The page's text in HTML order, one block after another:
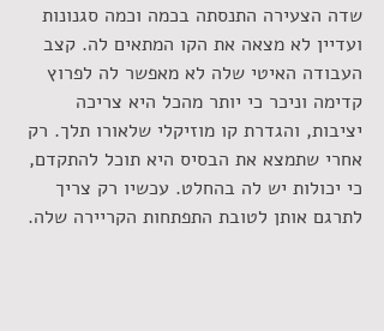
שדה הצעירה התנסתה בכמה וכמה סגנונות
ועדיין לא מצאה את הקו המתאים לה. קצב
העבודה האיטי שלה לא מאפשר לה לפרוץ
קדימה וניכר כי יותר מהכל היא צריכה
יציבות, והגדרת קו מוזיקלי שלאורו תלך. רק
אחרי שתמצא את הבסיס היא תוכל להתקדם,
כי יכולות יש לה בהחלט. עכשיו רק צריך
לתרגם אותן לטובת התפתחות הקריירה שלה.